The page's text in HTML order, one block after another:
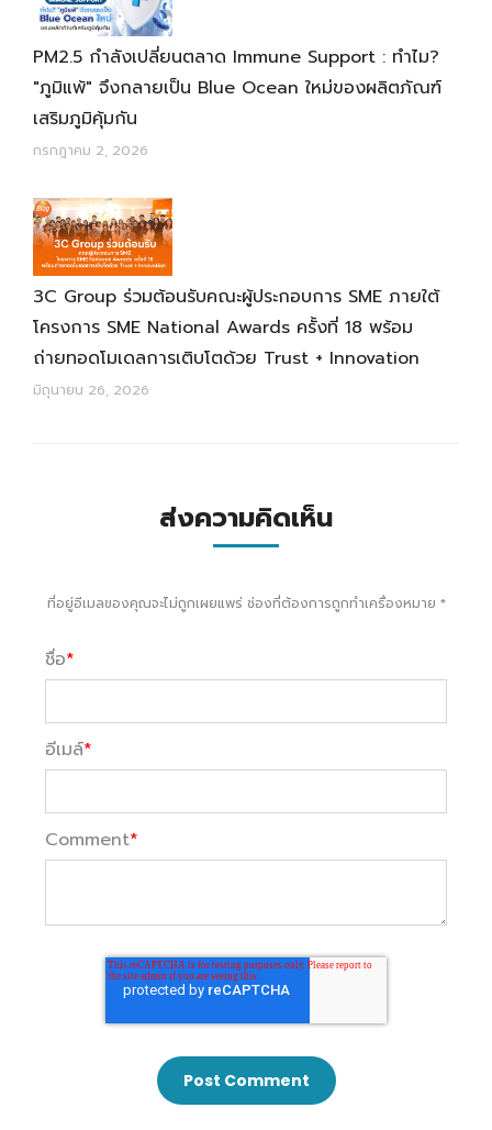
PM2.5 กำลังเปลี่ยนตลาด Immune Support : ทำไม?
"ภูมิแพ้" จึงกลายเป็น Blue Ocean ใหม่ของผลิตภัณฑ์
เสริมภูมิคุ้มกัน
กรกฎาคม 2, 2026
3C Group ร่วมต้อนรับคณะผู้ประกอบการ SME ภายใต้
โครงการ SME National Awards ครั้งที่ 18 พร้อม
ถ่ายทอดโมเดลการเติบโตด้วย Trust + Innovation
มิถุนายน 26, 2026
ส่งความคิดเห็น
ที่อยู่อีเมลของคุณจะไม่ถูกเผยแพร่ ช่องที่ต้องการถูกทำเครื่องหมาย *
ชื่อ*
อีเมล์*
Comment*